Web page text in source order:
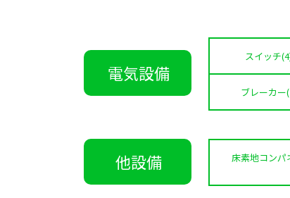
電気設備
スイッチ
ブレーカー
他設備 床素地コンパ